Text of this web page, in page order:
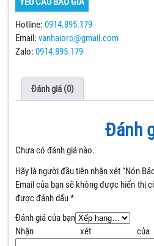
Hotline: 0914.895.179
Email: vanhaioro@gmail.com
Zalo: 0914.895.179
Đánh giá (0)
Đánh
Chưa có đánh giá nào.
Hãy là người đầu tiên nhận xét “Nón
Email của bạn sẽ không được hiển thị
được đánh dấu*
Đánh giá của bạn
Nhận xét